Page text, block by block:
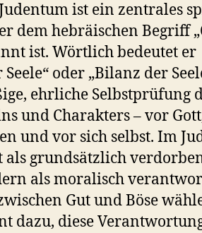
ist ein zentrales
dem hebräischen Begriff
ist. Wörtlich bedeutet er
oder „Bilanz der
ehrliche Selbstprüfung
und Charakters – vor
und vor sich selbst. Im
als grundsätzlich
als moralisch
Gut und Böse
dazu, diese